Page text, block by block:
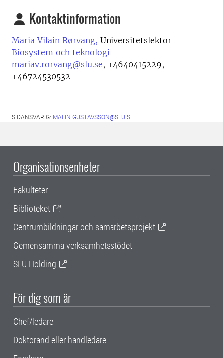
Kontaktinformation
Maria Vilain Rørvang, Universitetslektor
Biosystem och teknologi
mariav.rorvang@slu.se, +4640415229,
+46724530532
SIDANSVARIG: MALIN.GUSTAVSSON@SLU.SE
Organisationsenheter
Fakulteter
Biblioteket
Centrumbildningar och samarbetsprojekt
Gemensamma verksamhetsstödet
SLU Holding
För dig som är
Chef/ledare
Doktorand eller handledare